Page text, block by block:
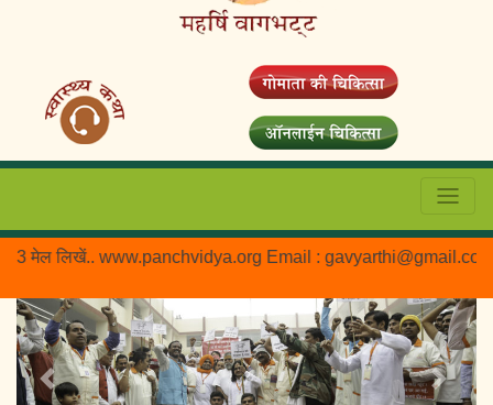
मेल लिखें.. www.panchvidya.org Email : gavyarthi@gmail.com –
Previous Next